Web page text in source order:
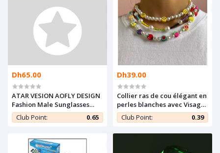
Dh65.00
ATAR VESION AOFLY DESIGN
Fashion Male Sunglasses
TR90 Flexible Sunglasses
Men
Club Point: 0.65
Dh39.00
Collier ras de cou élégant en
perles blanches avec Visages
souriants pour hommes et
femmes
Club Point: 0.39